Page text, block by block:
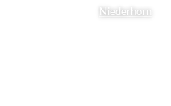
Niederhorn